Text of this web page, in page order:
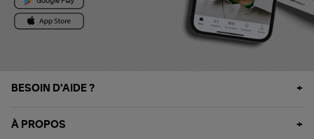
BESOIN D'AIDE ?
À PROPOS